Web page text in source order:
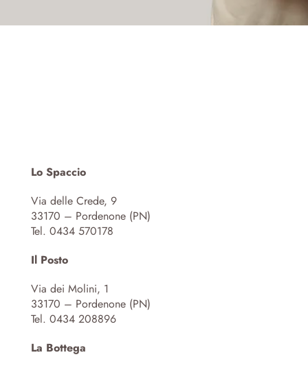
Lo Spaccio
Via delle Crede, 9
33170 – Pordenone (PN)
Tel. 0434 570178
Il Posto
Via dei Molini, 1
33170 – Pordenone (PN)
Tel. 0434 208896
La Bottega